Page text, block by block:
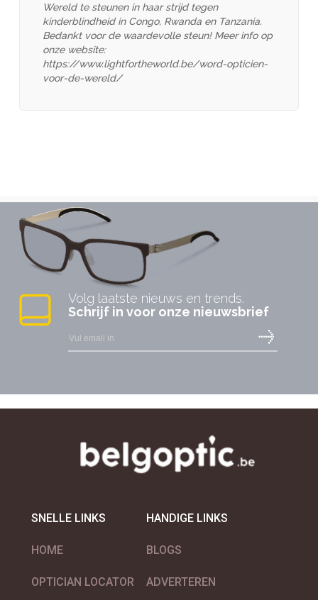
FitOfar
GÖTTI DIMENSION
GÖTTI SWITZERLAND
HOYA Vision
Wereld te steunen in haar strijd tegen
kinderblindheid in Congo, Rwanda en Tanzania.
Bedankt voor de waardevolle steun! Meer info op
onze website:
https://www.lightfortheworld.be/word-opticien-
voor-de-wereld/
Volg laatste nieuws en trends.
Schrijf in voor onze nieuwsbrief
SNELLE LINKS
HOME
OPTICIAN LOCATOR
HANDIGE LINKS
BLOGS
ADVERTEREN